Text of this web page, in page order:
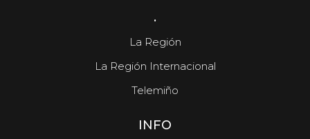
.
La Región
La Región Internacional
Telemiño
INFO